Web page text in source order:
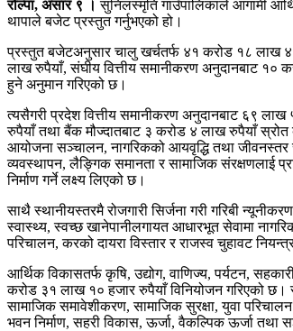
रोल्पा, असार ९ । सुनिलस्मृति गाउँपालिकाले आगामी
थापाले बजेट प्रस्तुत गर्नुभएको हो।
प्रस्तुत बजेटअनुसार चालु खर्चतर्फ ४१ करोड १८ लाख
लाख रुपैयाँ, संघीय वित्तीय समानीकरण अनुदानबाट
हुने अनुमान गरिएको छ।
त्यसैगरी प्रदेश वित्तीय समानीकरण अनुदानबाट ६९
रुपैयाँ तथा बैंक मौज्दातबाट ३ करोड ४ लाख रुपैयाँ स्रोत
आयोजना सञ्चालन, नागरिकको आयवृद्धि तथा जीवनस्तर
व्यवस्थापन, लैङ्गिक समानता र सामाजिक संरक्षणलाई
निर्माण गर्ने लक्ष्य लिएको छ।
साथै स्थानीयस्तरमै रोजगारी सिर्जना गरी गरिबी
स्वास्थ्य, स्वच्छ खानेपानीलगायत आधारभूत सेवामा
परिचालन, करको दायरा विस्तार र राजस्व चुहावट
आर्थिक विकासतर्फ कृषि, उद्योग, वाणिज्य, पर्यटन,
करोड ३१ लाख १० हजार रुपैयाँ विनियोजन गरिएको छ।
सामाजिक समावेशीकरण, सामाजिक सुरक्षा, युवा
भवन निर्माण, सहरी विकास, ऊर्जा, वैकल्पिक ऊर्जा तथा